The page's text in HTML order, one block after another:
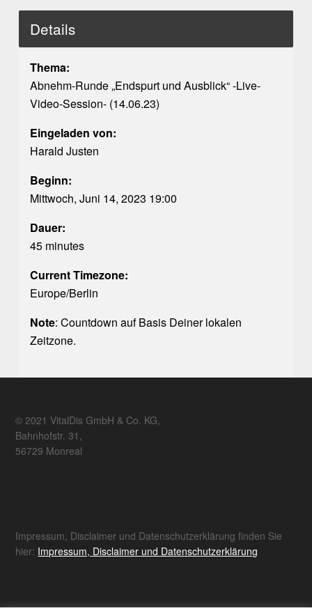
Details
Thema:
Abnehm-Runde „Endspurt und Ausblick“ -Live-
Video-Session- (14.06.23)
Eingeladen von:
Harald Justen
Beginn:
Mittwoch, Juni 14, 2023 19:00
Dauer:
45 minutes
Current Timezone:
Europe/Berlin
Note: Countdown auf Basis Deiner lokalen
Zeitzone.
© 2021 VitalDis GmbH & Co. KG,
Bahnhofstr. 31,
56729 Monreal
Impressum, Disclaimer und Datenschutzerklärung finden Sie
hier: Impressum, Disclaimer und Datenschutzerklärung